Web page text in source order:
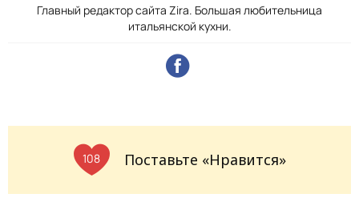
Главный редактор сайта Zira. Большая любительница
итальянской кухни.
108 Поставьте «Нравится»